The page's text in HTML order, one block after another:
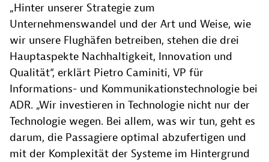
„Hinter unserer Strategie zum
Unternehmenswandel und der Art und Weise, wie
wir unsere Flughäfen betreiben, stehen die drei
Hauptaspekte Nachhaltigkeit, Innovation und
Qualität“, erklärt Pietro Caminiti, VP für
Informations- und Kommunikationstechnologie bei
ADR. „Wir investieren in Technologie nicht nur der
Technologie wegen. Bei allem, was wir tun, geht es
darum, die Passagiere optimal abzufertigen und
mit der Komplexität der Systeme im Hintergrund